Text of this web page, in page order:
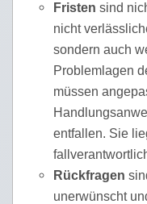
Fristen sind
nicht
sondern auch
Problemlagen
müssen
entfallen. Sie
Rückfragen
unerwünscht